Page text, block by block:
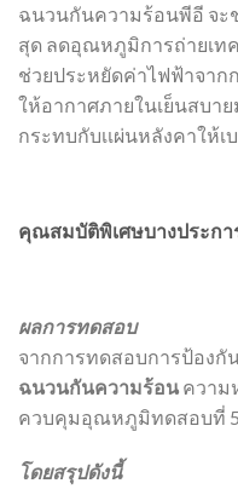
ฉนวนกันความร้อนพีอี จะ
สุด ลดอุณหภูมิการถ่ายเท
ช่วยประหยัดค่าไฟฟ้าจาก
ให้อากาศภายในเย็นสบา
กระทบกับเเผ่นหลังคาให้เ
คุณสมบัติพิเศษบางประการ
ผลการทดสอบ
จากการทดสอบการป้องกั
ฉนวนกันความร้อน ความ
ควบคุมอุณหภูมิทดสอบที่
โดยสรุปดังนี้